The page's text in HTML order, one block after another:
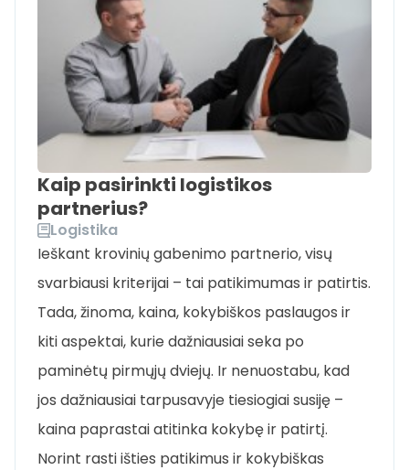
Kaip pasirinkti logistikos
partnerius?
Logistika
Ieškant krovinių gabenimo partnerio, visų
svarbiausi kriterijai – tai patikimumas ir patirtis.
Tada, žinoma, kaina, kokybiškos paslaugos ir
kiti aspektai, kurie dažniausiai seka po
paminėtų pirmųjų dviejų. Ir nenuostabu, kad
jos dažniausiai tarpusavyje tiesiogiai susiję –
kaina paprastai atitinka kokybę ir patirtį.
Norint rasti išties patikimus ir kokybiškas